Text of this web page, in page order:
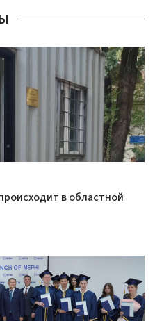
в областной